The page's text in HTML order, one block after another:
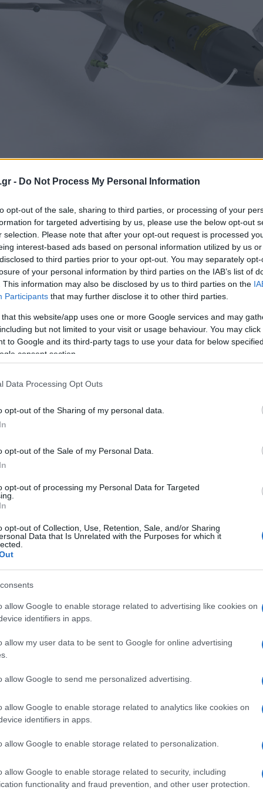
- Do Not Process My Personal Information
opt-out of the sale, sharing to third parties, or processing of your
for targeted advertising by us, please use the below opt-out
selection. Please note that after your opt-out request is processed
interest-based ads based on personal information utilized by us
to third parties prior to your opt-out. You may separately
of your personal information by third parties on the IAB’s list of
This information may also be disclosed by us to third parties on the
Participants that may further disclose it to other third parties.
that this website/app uses one or more Google services and may
but not limited to your visit or usage behaviour. You may
to Google and its third-party tags to use your data for below
consent section.
Data Processing Opt Outs
opt-out of the Sharing of my personal data.
opt-out of the Sale of my Personal Data.
opt-out of processing my Personal Data for Targeted
opt-out of Collection, Use, Retention, Sale, and/or Sharing
Data that Is Unrelated with the Purposes for which it
allow Google to enable storage related to advertising like cookies on
identifiers in apps.
allow my user data to be sent to Google for online advertising
allow Google to send me personalized advertising.
allow Google to enable storage related to analytics like cookies on
identifiers in apps.
allow Google to enable storage related to personalization.
allow Google to enable storage related to security, including
functionality and fraud prevention, and other user protection.
Πεντάγωνο ανέθεσε έργο αξίας $225 εκατ. στην
APKWS II με αποδέκτες τη Νιγήρια και την Ολλανδία.
II προσαρμόζεται σε ρουκέτες Hydra 70,
αξιοποίηση του προηγμένου αισθητήρα της συλλογής,
της εμβέλειας του όπλου σε 12-15km. Σήμερα οι Hydra
και μάθετε πρώτοι όλες τις ειδήσεις.
που δημοσιεύονται στο flight.com.gr εκφράζουν τους
απαραίτητα τον ιστότοπο. Απαγορεύεται η αναδημοσίευση
το δικαίωμα ελέγχου των σχολίων, τα οποία εκφράζουν
Login
Makis(@makis)
Active Member
Κατα ποσο κατι τετοιο χτυπαει και εχθρικα ucav